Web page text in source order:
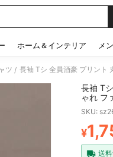
ホーム＆インテリア メ
ツ /
長袖 Tシ 全員酒豪 プリ
SKU:
¥
送